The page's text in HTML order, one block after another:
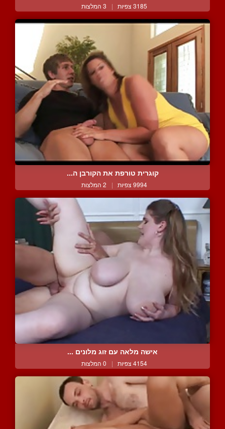
3185 צפיות | 3 המלצות
קוגרית טורפת את הקורבן ה...
9994 צפיות | 2 המלצות
אישה מלאה עם זוג מלונים ...
4154 צפיות | 0 המלצות